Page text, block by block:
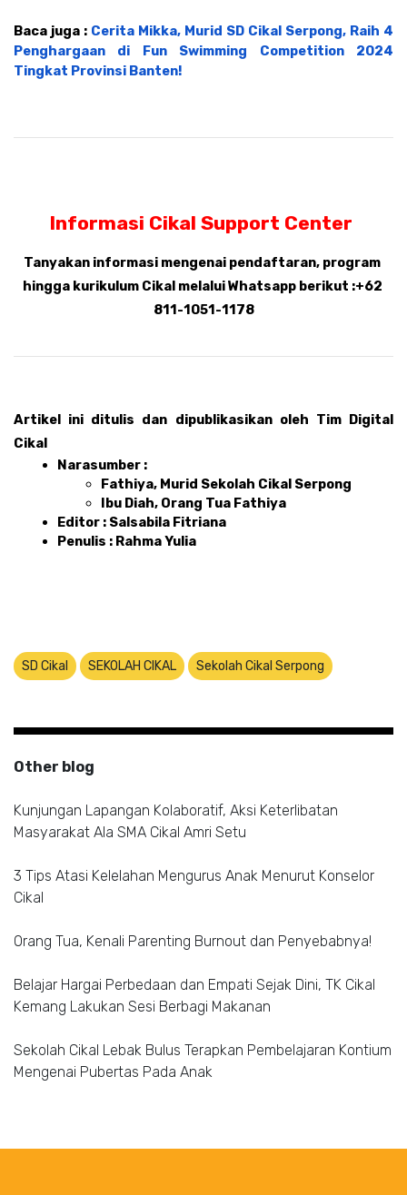
Baca juga : Cerita Mikka, Murid SD Cikal Serpong, Raih 4
Penghargaan di Fun Swimming Competition 2024
Tingkat Provinsi Banten!
Informasi Cikal Support Center
Tanyakan informasi mengenai pendaftaran, program
hingga kurikulum Cikal melalui Whatsapp berikut :+62
811-1051-1178
Artikel ini ditulis dan dipublikasikan oleh Tim Digital
Cikal
Narasumber :
Fathiya, Murid Sekolah Cikal Serpong
Ibu Diah, Orang Tua Fathiya
Editor : Salsabila Fitriana
Penulis : Rahma Yulia
SD Cikal SEKOLAH CIKAL Sekolah Cikal Serpong
Other blog
Kunjungan Lapangan Kolaboratif, Aksi Keterlibatan
Masyarakat Ala SMA Cikal Amri Setu
3 Tips Atasi Kelelahan Mengurus Anak Menurut Konselor
Cikal
Orang Tua, Kenali Parenting Burnout dan Penyebabnya!
Belajar Hargai Perbedaan dan Empati Sejak Dini, TK Cikal
Kemang Lakukan Sesi Berbagi Makanan
Sekolah Cikal Lebak Bulus Terapkan Pembelajaran Kontium
Mengenai Pubertas Pada Anak